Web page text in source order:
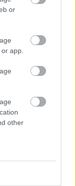
or
app.
other
με τον